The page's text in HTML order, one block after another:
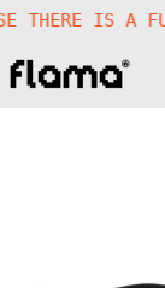
THERE IS A